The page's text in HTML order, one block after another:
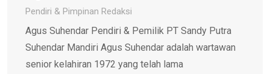
Pendiri & Pimpinan Redaksi
Agus Suhendar Pendiri & Pemilik PT Sandy Putra
Suhendar Mandiri Agus Suhendar adalah wartawan
senior kelahiran 1972 yang telah lama